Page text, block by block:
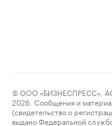
© ООО «БИЗНЕСПРЕСС»,
2026. Сообщения и
(свидетельство о
выдано Федеральной